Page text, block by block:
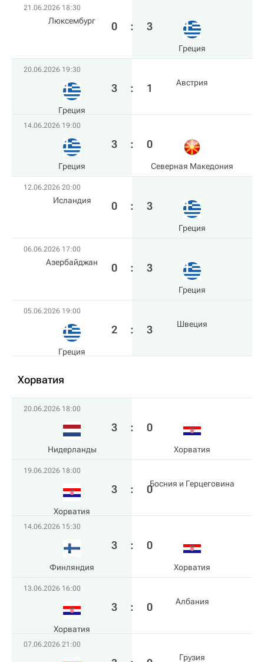
21.06.2026 18:30
Люксембург 0 : 3
Греция
20.06.2026 19:30
Греция
3 : 1 Австрия
14.06.2026 19:00
Греция
3 : 0
Северная Македония
12.06.2026 20:00
Исландия 0 : 3
Греция
06.06.2026 17:00
Азербайджан 0 : 3
Греция
05.06.2026 19:00
Греция
2 : 3 Швеция
Хорватия
20.06.2026 18:00
Нидерланды
3 : 0
Хорватия
19.06.2026 18:00
Хорватия
3 : 0Босния и Герцеговина
14.06.2026 15:30
Финляндия
3 : 0
Хорватия
13.06.2026 16:00
Хорватия
3 : 0 Албания
07.06.2026 21:00
Грузия